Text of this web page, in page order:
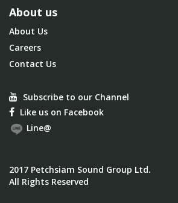
About us
About Us
Careers
Contact Us
Subscribe to our Channel
Like us on Facebook
Line@
2017 Petchsiam Sound Group Ltd.
All Rights Reserved